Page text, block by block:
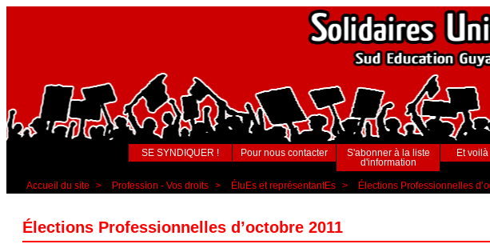
SE SYNDIQUER ! Pour nous contacter
S'abonner à la liste
d'information
Et
Accueil du site > Profession - Vos droits > ÉluEs et représentantEs > Élections Professionnelles
Élections Professionnelles d’octobre 2011